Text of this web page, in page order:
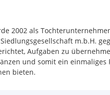
2002 als
m.b.H.
Aufgaben zu
und somit ein einmaliges
bieten.